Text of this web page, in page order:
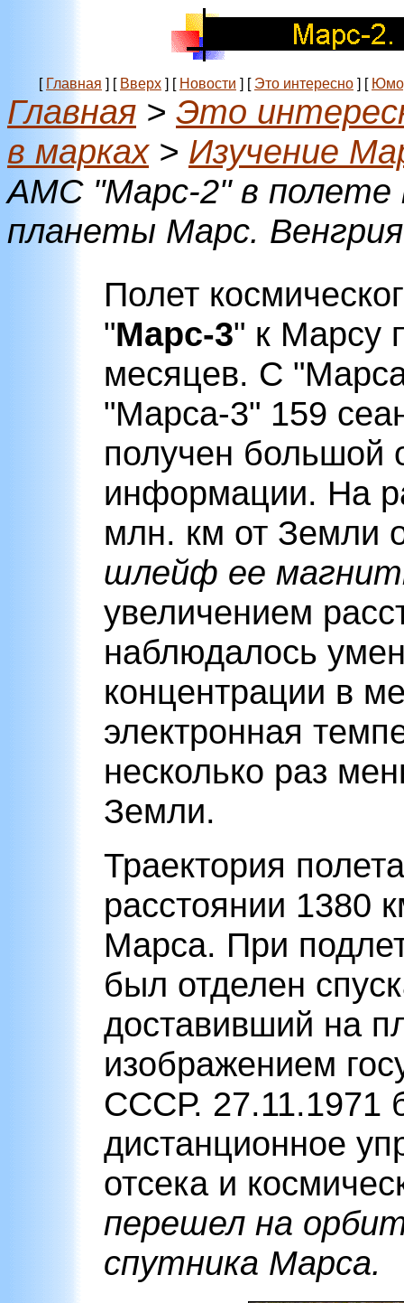
[ Главная ] [ Вверх ] [ Новости ] [ Это интересно ] [
Главная > Это
в марках> Изучение
АМС "Марс-2" в полете
планеты Марс.
Полет
"Марс-3" к Марсу
месяцев. С
"Марса-3" 159
получен большой
информации. На
млн. км от Земли
шлейф ее
увеличением
наблюдалось
концентрации в
электронная
несколько раз
Земли.
Траектория
расстоянии 1380
Марса. При
был отделен
доставивший на
изображением
СССР. 27.11.1971
дистанционное
отсека и
перешел на
спутника Марса.